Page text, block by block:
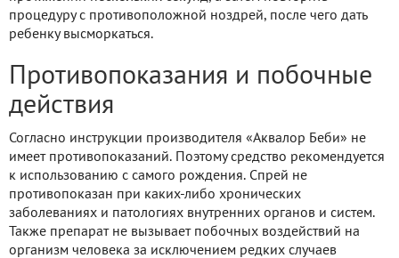
процедуру с противоположной ноздрей, после чего дать
ребенку высморкаться.
Противопоказания и побочные
действия
Согласно инструкции производителя «Аквалор Беби» не
имеет противопоказаний. Поэтому средство рекомендуется
к использованию с самого рождения. Спрей не
противопоказан при каких-либо хронических
заболеваниях и патологиях внутренних органов и систем.
Также препарат не вызывает побочных воздействий на
организм человека за исключением редких случаев